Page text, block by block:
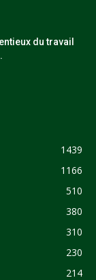
du travail
1439
1166
510
380
310
230
214